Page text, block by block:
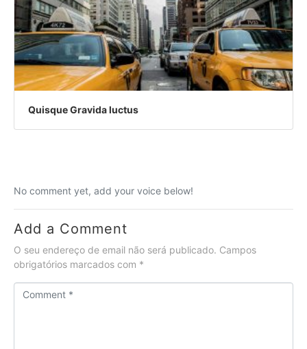
Quisque Gravida luctus
No comment yet, add your voice below!
Add a Comment
O seu endereço de email não será publicado. Campos
obrigatórios marcados com *